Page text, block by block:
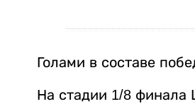
Голами в составе
На стадии 1/8 финала